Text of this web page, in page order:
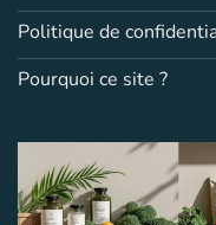
Politique de
Pourquoi ce site ?